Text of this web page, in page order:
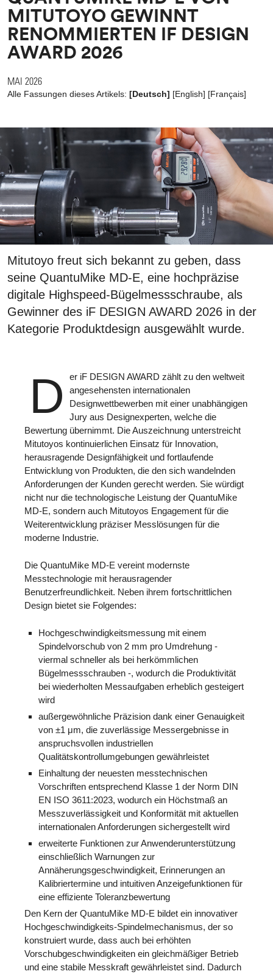
MITUTOYO GEWINNT
RENOMMIERTEN IF DESIGN
AWARD 2026
MAI 2026
Alle Fassungen dieses Artikels: [Deutsch] [English] [Français]
Mitutoyo freut sich bekannt zu geben, dass
seine QuantuMike MD-E, eine hochpräzise
digitale Highspeed-Bügelmessschraube, als
Gewinner des iF DESIGN AWARD 2026 in der
Kategorie Produktdesign ausgewählt wurde.
D
er iF DESIGN AWARD zählt zu den weltweit
angesehensten internationalen
Designwettbewerben mit einer unabhängigen
Jury aus Designexperten, welche die
Bewertung übernimmt. Die Auszeichnung unterstreicht
Mitutoyos kontinuierlichen Einsatz für Innovation,
herausragende Designfähigkeit und fortlaufende
Entwicklung von Produkten, die den sich wandelnden
Anforderungen der Kunden gerecht werden. Sie würdigt
nicht nur die technologische Leistung der QuantuMike
MD-E, sondern auch Mitutoyos Engagement für die
Weiterentwicklung präziser Messlösungen für die
moderne Industrie.
Die QuantuMike MD-E vereint modernste
Messtechnologie mit herausragender
Benutzerfreundlichkeit. Neben ihrem fortschrittlichen
Design bietet sie Folgendes:
Hochgeschwindigkeitsmessung mit einem
Spindelvorschub von 2 mm pro Umdrehung -
viermal schneller als bei herkömmlichen
Bügelmessschrauben -, wodurch die Produktivität
bei wiederholten Messaufgaben erheblich gesteigert
wird
außergewöhnliche Präzision dank einer Genauigkeit
von ±1 μm, die zuverlässige Messergebnisse in
anspruchsvollen industriellen
Qualitätskontrollumgebungen gewährleistet
Einhaltung der neuesten messtechnischen
Vorschriften entsprechend Klasse 1 der Norm DIN
EN ISO 3611:2023, wodurch ein Höchstmaß an
Messzuverlässigkeit und Konformität mit aktuellen
internationalen Anforderungen sichergestellt wird
erweiterte Funktionen zur Anwenderunterstützung
einschließlich Warnungen zur
Annäherungsgeschwindigkeit, Erinnerungen an
Kalibriertermine und intuitiven Anzeigefunktionen für
eine effiziente Toleranzbewertung
Den Kern der QuantuMike MD-E bildet ein innovativer
Hochgeschwindigkeits-Spindelmechanismus, der so
konstruiert wurde, dass auch bei erhöhten
Vorschubgeschwindigkeiten ein gleichmäßiger Betrieb
und eine stabile Messkraft gewährleistet sind. Dadurch